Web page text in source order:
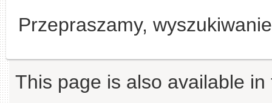
Przepraszamy,
This page is also available